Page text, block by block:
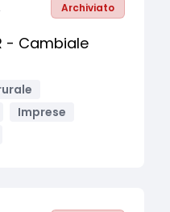
Archiviato
- Cambiale
Imprese